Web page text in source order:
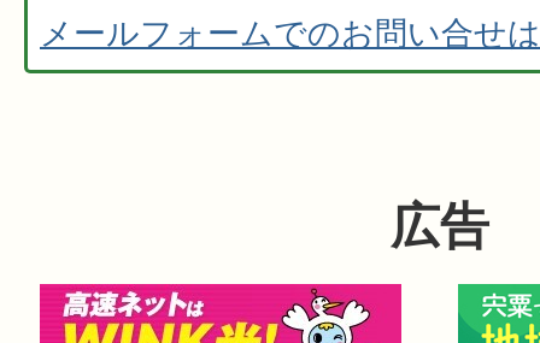
メールフォームでのお問い合せ
広告